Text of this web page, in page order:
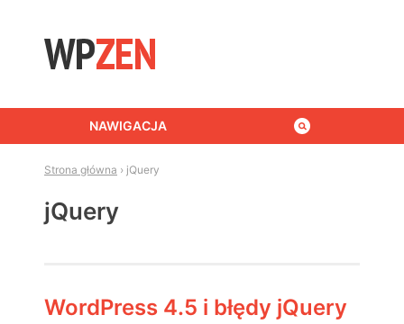
NAWIGACJA
Strona główna › jQuery
jQuery
WordPress 4.5 i błędy jQuery